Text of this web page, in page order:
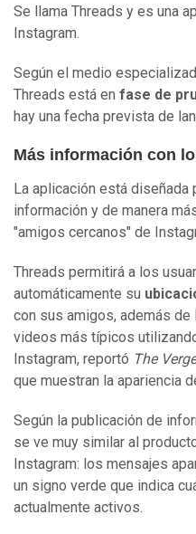
Se llama Threads y es una
Instagram.
Según el medio
Threads está en fase de
hay una fecha prevista de
Más información con
La aplicación está diseñada
información y de manera
"amigos cercanos" de
Threads permitirá a los
automáticamente su
con sus amigos, además
videos más típicos
Instagram, reportó The Verge
que muestran la apariencia
Según la publicación de
se ve muy similar al
Instagram: los mensajes
un signo verde que indica
actualmente activos.